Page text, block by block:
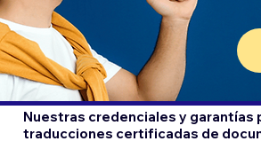
Nuestras credenciales y garantías
traducciones certificadas de